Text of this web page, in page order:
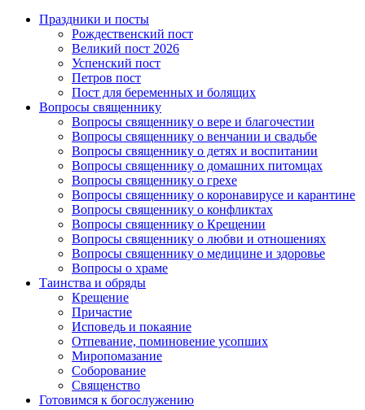
Праздники и посты
Рождественский пост
Великий пост 2026
Успенский пост
Петров пост
Пост для беременных и болящих
Вопросы священнику
Вопросы священнику о вере и благочестии
Вопросы священнику о венчании и свадьбе
Вопросы священнику о детях и воспитании
Вопросы священнику о домашних питомцах
Вопросы священнику о грехе
Вопросы священнику о коронавирусе и карантине
Вопросы священнику о конфликтах
Вопросы священнику о Крещении
Вопросы священнику о любви и отношениях
Вопросы священнику о медицине и здоровье
Вопросы о храме
Таинства и обряды
Крещение
Причастие
Исповедь и покаяние
Отпевание, поминовение усопших
Миропомазание
Соборование
Священство
Готовимся к богослужению